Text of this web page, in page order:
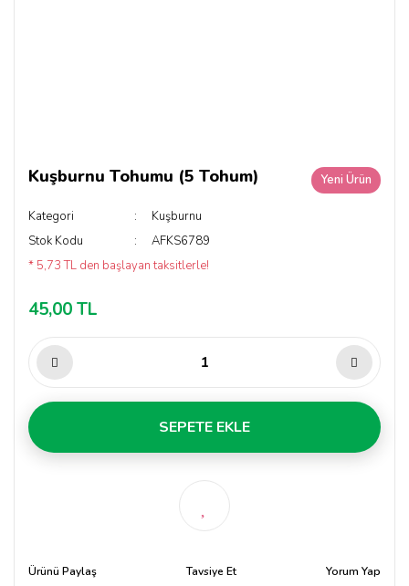
Kuşburnu Tohumu (5 Tohum) Yeni Ürün
Kategori
Kuşburnu
Stok Kodu
AFKS6789
* 5,73 TL den başlayan taksitlerle!
45,00 TL
SEPETE EKLE
Ürünü Paylaş Tavsiye Et Yorum Yap